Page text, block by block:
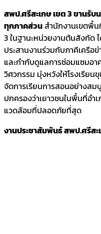
สพป.ศรีสะเกษ เขต 3 ขานรับ
ทุกภาคส่วนสำนักงานเขตพื้น
3 ในฐานะหน่วยงานต้นสังกัด
ประสานงานร่วมกับภาคีเครือ
และกำกับดูแลการซ่อมแซมอา
วิศวกรรม มุ่งหวังให้โรงเรีย
จัดการเรียนการสอนอย่างส
ปกครองว่าเยาวชนในพื้นที่อำ
แวดล้อมที่ปลอดภัยที่สุด
งานประชาสัมพันธ์ สพป.ศรีสะ